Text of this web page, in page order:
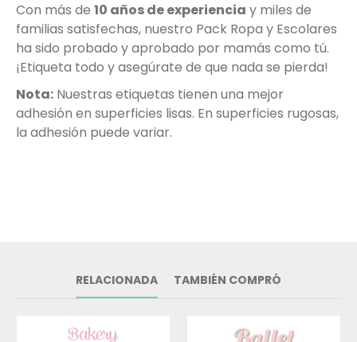
Con más de 10 años de experiencia y miles de
familias satisfechas, nuestro Pack Ropa y Escolares
ha sido probado y aprobado por mamás como tú.
¡Etiqueta todo y asegúrate de que nada se pierda!
Nota: Nuestras etiquetas tienen una mejor
adhesión en superficies lisas. En superficies rugosas,
la adhesión puede variar.
RELACIONADA TAMBIÉN COMPRÓ